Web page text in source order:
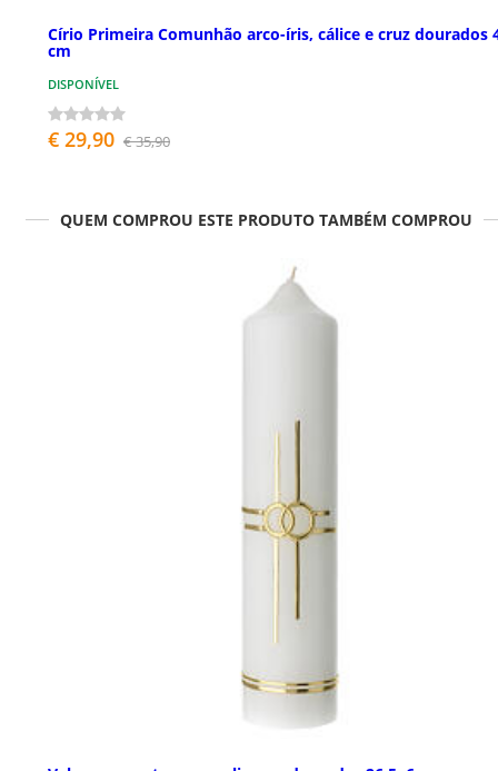
Círio Primeira Comunhão arco-íris, cálice e cruz dourados
cm
DISPONÍVEL
€ 29,90 € 35,90
QUEM COMPROU ESTE PRODUTO TAMBÉM COMPROU